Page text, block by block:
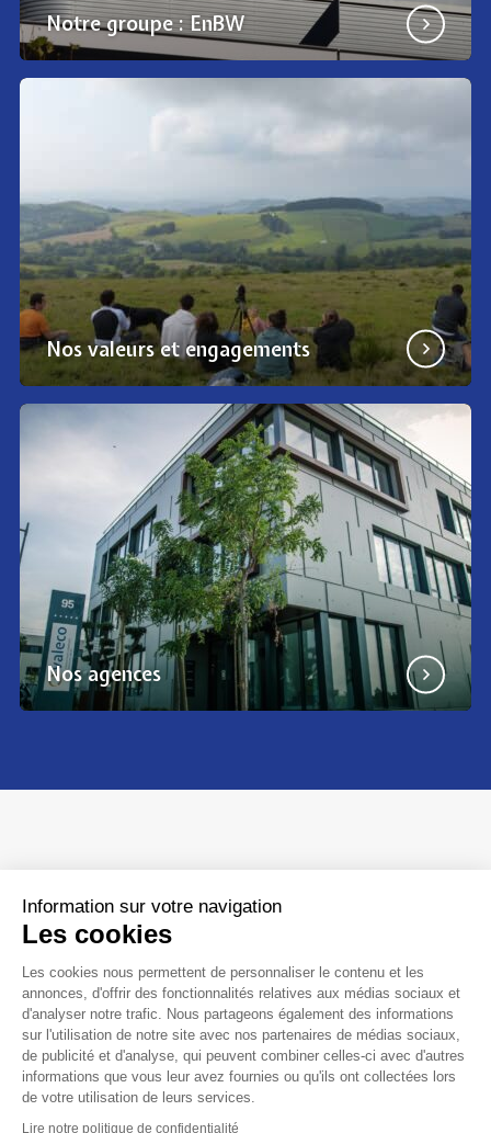
Information sur votre navigation
Les cookies
Les cookies nous permettent de personnaliser le contenu et les
annonces, d'offrir des fonctionnalités relatives aux médias sociaux et
d'analyser notre trafic. Nous partageons également des informations
sur l'utilisation de notre site avec nos partenaires de médias sociaux,
de publicité et d'analyse, qui peuvent combiner celles-ci avec d'autres
informations que vous leur avez fournies ou qu'ils ont collectées lors
de votre utilisation de leurs services.
Lire notre politique de confidentialité
Notre groupe : EnBW
Nos valeurs et engagements
Nos agences
Siège social
188, rue Maurice Bejart
CS 57392
34184 Montpellier CEDEX 4 France
04 67 40 74 00
contact@groupevaleco.com
Contacter nos agences